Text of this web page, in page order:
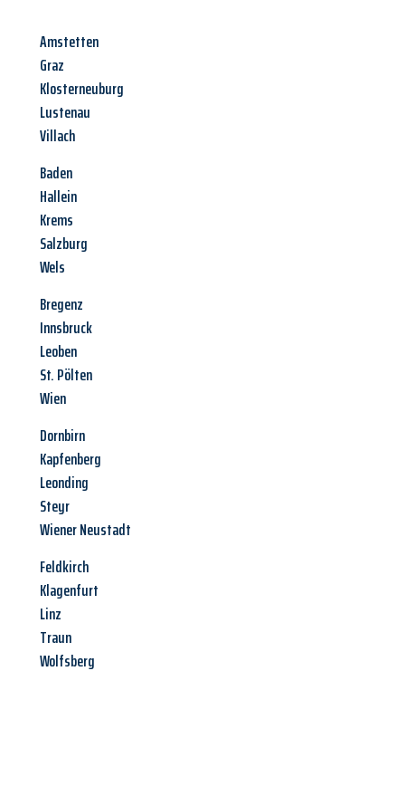
Amstetten
Graz
Klosterneuburg
Lustenau
Villach
Baden
Hallein
Krems
Salzburg
Wels
Bregenz
Innsbruck
Leoben
St. Pölten
Wien
Dornbirn
Kapfenberg
Leonding
Steyr
Wiener Neustadt
Feldkirch
Klagenfurt
Linz
Traun
Wolfsberg